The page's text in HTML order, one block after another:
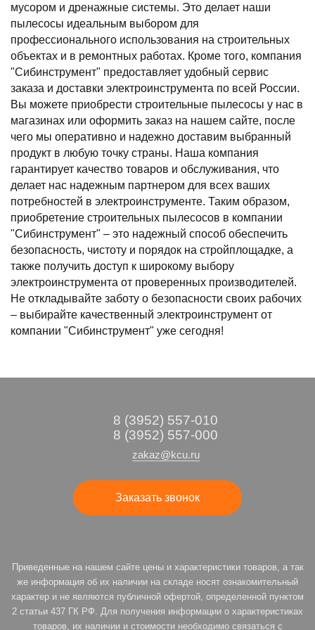
мусором и дренажные системы. Это делает наши
пылесосы идеальным выбором для
профессионального использования на строительных
объектах и в ремонтных работах. Кроме того, компания
"Сибинструмент" предоставляет удобный сервис
заказа и доставки электроинструмента по всей России.
Вы можете приобрести строительные пылесосы у нас в
магазинах или оформить заказ на нашем сайте, после
чего мы оперативно и надежно доставим выбранный
продукт в любую точку страны. Наша компания
гарантирует качество товаров и обслуживания, что
делает нас надежным партнером для всех ваших
потребностей в электроинструменте. Таким образом,
приобретение строительных пылесосов в компании
"Сибинструмент" – это надежный способ обеспечить
безопасность, чистоту и порядок на стройплощадке, а
также получить доступ к широкому выбору
электроинструмента от проверенных производителей.
Не откладывайте заботу о безопасности своих рабочих
– выбирайте качественный электроинструмент от
компании "Сибинструмент" уже сегодня!
8 (3952) 557-010
8 (3952) 557-000
zakaz@kcu.ru
Заказать звонок
Приведенные на нашем сайте цены и характеристики товаров, а так
же информация об их наличии на складе носят ознакомительный
характер и не являются публичной офертой, определенной пунктом
2 статьи 437 ГК РФ. Для получения информации о характеристиках
товаров, их наличии и стоимости необходимо связаться с